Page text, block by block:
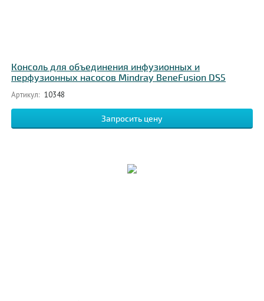
Консоль для объединения инфузионных и
перфузионных насосов Mindray BeneFusion DS5
Артикул: 10348
Запросить цену